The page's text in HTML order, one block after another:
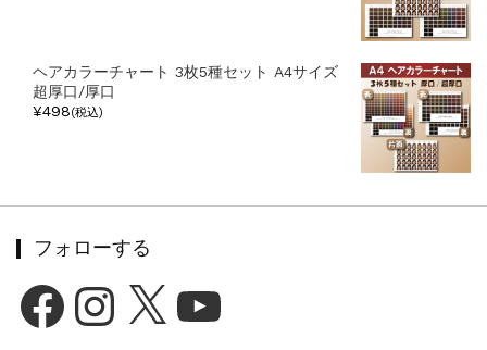
ヘアカラーチャート 3枚5種セット A4サイズ
超厚口/厚口
¥498(税込)
フォローする
FacebookInstagram